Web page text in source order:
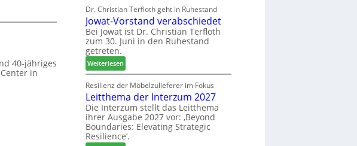
40-jähriges
in
u
k
t
s
u
c
h
e
a
c
h
b
s
s
e
r
u
n
g
e
e
r
s
a
m
l
u
n
g
:
N
e
Dr. Christian Terfloth geht in Ruhestand
Jowat-Vorstand verabschiedet
Bei Jowat ist Dr. Christian Terfloth
zum 30. Juni in den Ruhestand
getreten.
Weiterlesen:
J
o
w
a
t
-
V
Resilienz der Möbelzulieferer im Fokus
Leitthema der Interzum 2027
Die Interzum stellt das Leitthema
ihrer Ausgabe 2027 vor: ‚Beyond
Boundaries: Elevating Strategic
Resilience‘.